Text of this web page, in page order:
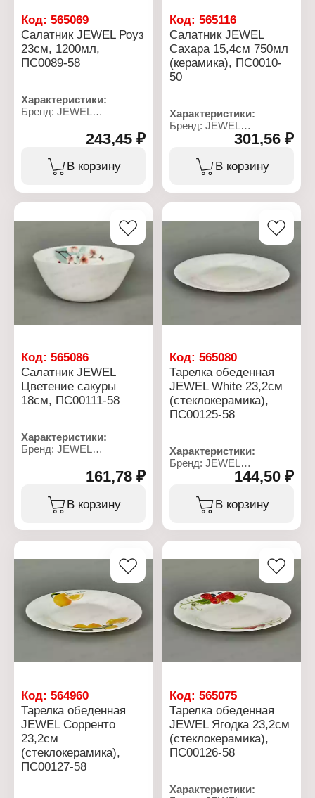
Код: 565069
Салатник JEWEL Роуз
23см, 1200мл,
ПС0089-58
Характеристики:
Бренд: JEWEL
Тип товара: Салатник
Модель: "Роуз"
Диаметр: 23 см
Объем: 1200 мл
Материал:
Использование в
посудомоечной машине:
Использование в
микроволновой печи: Да
243,45 ₽
В корзину
Код:565116
Салатник JEWEL
Сахара 15,4см 750мл
(керамика), ПС0010-
50
Характеристики:
Бренд: JEWEL
Артикул: ПС0010-50
Тип товара: Салатник
Модель: "Сахара"
Диаметр: 15,4 см
Использование в
посудомоечной машине:
Использование в
микроволновой печи: Да
301,56 ₽
В корзину
Код: 565086
Салатник JEWEL
Цветение сакуры
18см, ПС00111-58
Характеристики:
Бренд: JEWEL
Тип товара: Салатник
Модель: "Цветение
сакуры"
Диаметр: 18 см
Цвет: белый с рисунком
стеклокерамика
посудомоечной машине:
Использование в
микроволновой печи: Да
161,78 ₽
В корзину
Код:565080
Тарелка обеденная
JEWEL White 23,2см
(стеклокерамика),
ПС00125-58
Характеристики:
Бренд: JEWEL
Артикул: ПС00125-58
Тип товара: Тарелка
Модель: "White"
Назначение: обеденная
стеклокерамика
посудомоечной машине:
Использование в
микроволновой печи: Да
144,50 ₽
В корзину
Код: 564960
Тарелка обеденная
JEWEL Сорренто
23,2см
(стеклокерамика),
ПС00127-58
Код:565075
Тарелка обеденная
JEWEL Ягодка 23,2см
(стеклокерамика),
ПС00126-58
Характеристики: